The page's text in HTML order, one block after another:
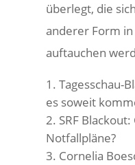
überlegt, die
anderer Form
auftauchen
Tagesschau-
es soweit
SRF
Notfallpläne?
Cornelia